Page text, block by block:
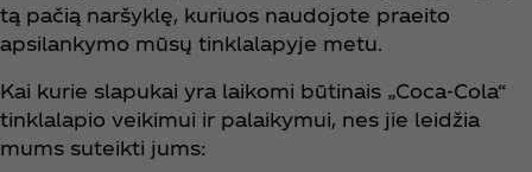
tą pačią naršyklę, kuriuos naudojote praeito
apsilankymo mūsų tinklalapyje metu.
Kai kurie slapukai yra laikomi būtinais „Coca‑Cola“
tinklalapio veikimui ir palaikymui, nes jie leidžia
mums suteikti jums: